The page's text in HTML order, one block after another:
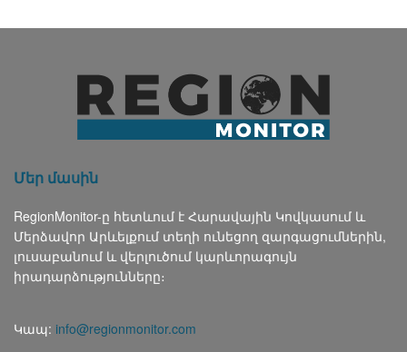
Մեր մասին
RegionMonitor-ը հետևում է Հարավային Կովկասում և
Մերձավոր Արևելքում տեղի ունեցող զարգացումներին,
լուսաբանում և վերլուծում կարևորագույն
իրադարձությունները։
Կապ: info@regionmonitor.com